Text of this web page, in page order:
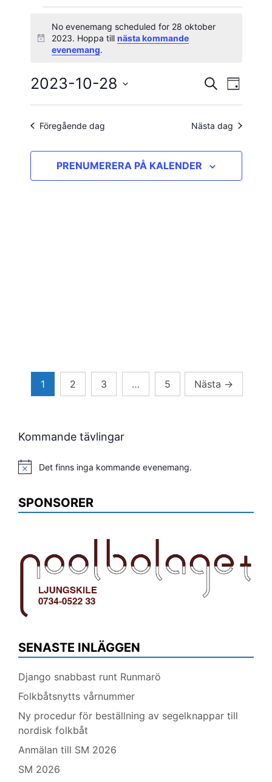
Evenemang
för
28
oktober
2023
Notis
No evenemang scheduled for 28 oktober
2023. Hoppa till nästa kommande
evenemang.
Search
and
Views
SÖK DAG
2023-10-28
Välj
Föregående dag Nästa dag
PRENUMERERA PÅ KALENDER
Sidnumrering
1 2 3 … 5 Nästa →
Kommande tävlingar
Notis Det finns inga kommande evenemang.
SPONSORER
SENASTE INLÄGGEN
Django snabbast runt Runmarö
Folkbåtsnytts vårnummer
Ny procedur för beställning av segelknappar till
nordisk folkbåt
Anmälan till SM 2026
SM 2026